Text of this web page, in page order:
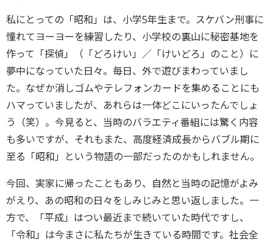
私にとっての「昭和」は、小学5年生まで。スケバン刑事に
憧れてヨーヨーを練習したり、小学校の裏山に秘密基地を
作って「探偵」（「どろけい」／「けいどろ」のこと）に
夢中になっていた日々。毎日、外で遊びまわっていまし
た。なぜか消しゴムやテレフォンカードを集めることにも
ハマっていましたが、あれらは一体どこにいったんでしょ
う（笑）。今見ると、当時のバラエティ番組には驚く内容
も多いですが、それもまた、高度経済成長からバブル期に
至る「昭和」という物語の一部だったのかもしれません。
今回、実家に帰ったこともあり、自然と当時の記憶がよみ
がえり、あの昭和の日々をしみじみと思い返しました。一
方で、「平成」はつい最近まで続いていた時代ですし、
「令和」は今まさに私たちが生きている時間です。社会全